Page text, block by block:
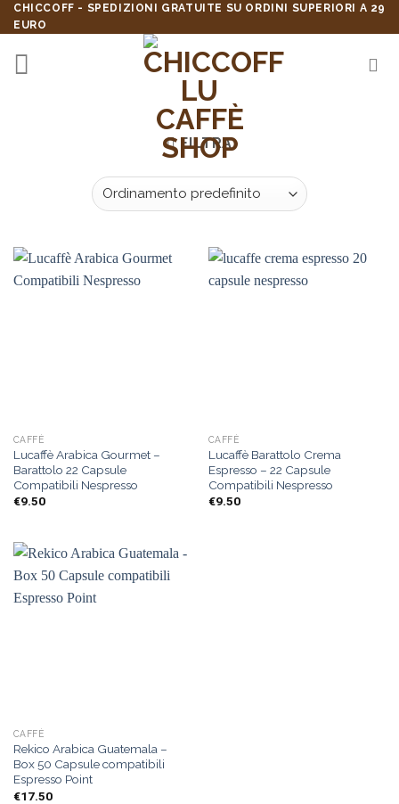
Skip
to
content
CHICCOFF - SPEDIZIONI GRATUITE SU ORDINI SUPERIORI A 29
EURO
FILTRA
CAFFÈ
Lucaffè Arabica Gourmet –
Barattolo 22 Capsule
Compatibili Nespresso
€9.50
CAFFÈ
Lucaffè Barattolo Crema
Espresso – 22 Capsule
Compatibili Nespresso
€9.50
CAFFÈ
Rekico Arabica Guatemala –
Box 50 Capsule compatibili
Espresso Point
€17.50